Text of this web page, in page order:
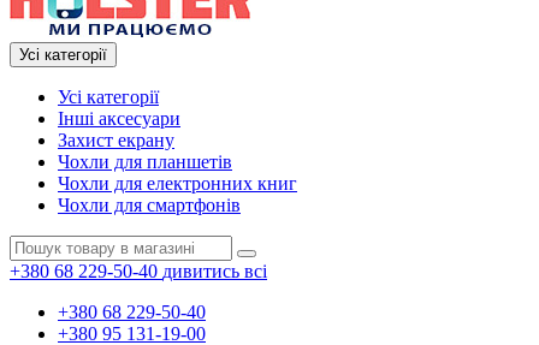
Усі категорії
Усі категорії
Інші аксесуари
Захист екрану
Чохли для планшетів
Чохли для електронних книг
Чохли для смартфонів
+380 68 229-50-40 дивитись всі
+380 68 229-50-40
+380 95 131-19-00